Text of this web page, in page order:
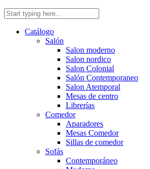
Catálogo
Salón
Salon moderno
Salon nordico
Salon Colonial
Salón Contemporaneo
Salon Atemporal
Mesas de centro
Librerías
Comedor
Aparadores
Mesas Comedor
Sillas de comedor
Sofás
Contemporáneo